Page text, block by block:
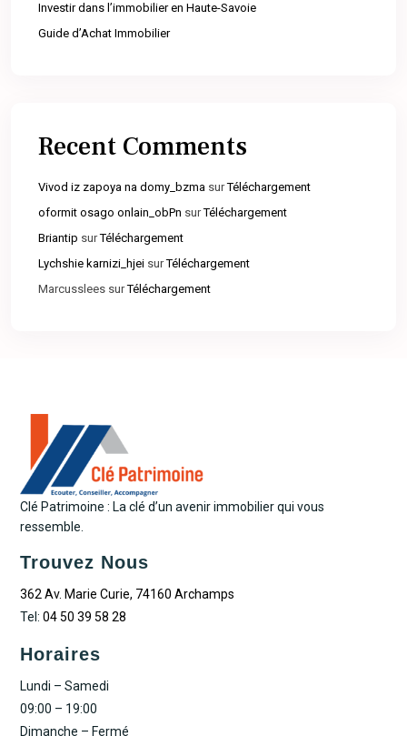
Investir dans l’immobilier en Haute-Savoie
Guide d’Achat Immobilier
Recent Comments
Vivod iz zapoya na domy_bzma surTéléchargement
oformit osago onlain_obPn surTéléchargement
Briantip surTéléchargement
Lychshie karnizi_hjei surTéléchargement
Marcusslees surTéléchargement
Clé Patrimoine : La clé d’un avenir immobilier qui vous
ressemble.
Trouvez Nous
362 Av. Marie Curie, 74160 Archamps
Tel:04 50 39 58 28
Horaires
Lundi – Samedi
09:00 – 19:00
Dimanche – Fermé